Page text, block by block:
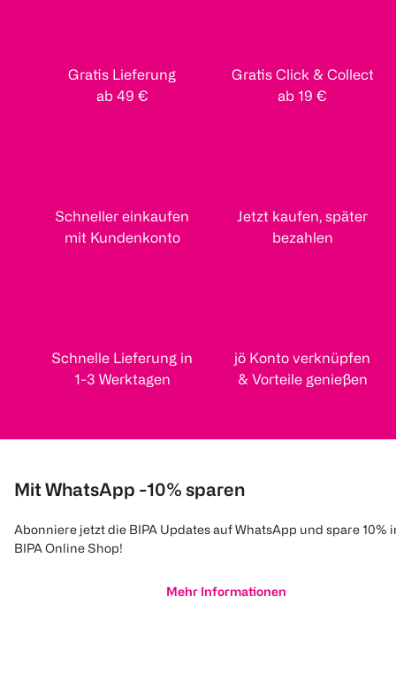
Gratis Lieferung
ab 49 €
Gratis Click & Collect
ab 19 €
Schneller einkaufen
mit Kundenkonto
Jetzt kaufen, später
bezahlen
Schnelle Lieferung in
1-3 Werktagen
jö Konto verknüpfen
& Vorteile genießen
Mit WhatsApp -10% sparen
Abonniere jetzt die BIPA Updates auf WhatsApp und spare 10%
BIPA Online Shop!
Mehr Informationen